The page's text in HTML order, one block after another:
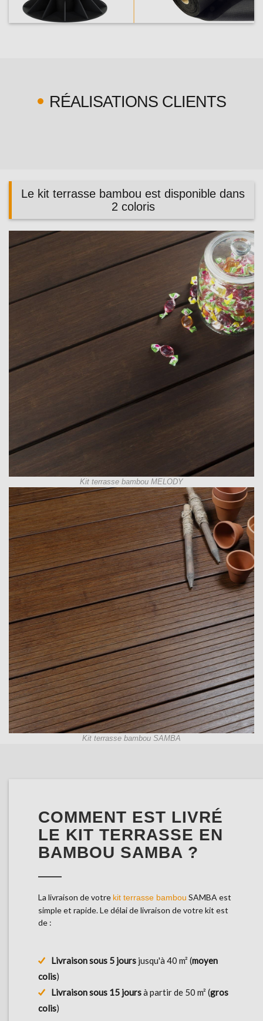
RÉALISATIONS CLIENTS
Le kit terrasse bambou est disponible dans
2 coloris
Kit terrasse bambou MELODY
Kit terrasse bambou SAMBA
COMMENT EST LIVRÉ
LE KIT TERRASSE EN
BAMBOU SAMBA ?
La livraison de votre kit terrasse bambou SAMBA est
simple et rapide. Le délai de livraison de votre kit est
de :
Livraison sous 5 jours jusqu'à 40 m² (moyen
colis)
Livraison sous 15 joursà partir de 50 m² (gros
colis)